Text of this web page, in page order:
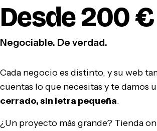
Desde 200 €
Negociable. De verdad.
Cada negocio es distinto, y su web
cuentas lo que necesitas y te damos
cerrado, sin letra pequeña.
¿Un proyecto más grande? Tienda